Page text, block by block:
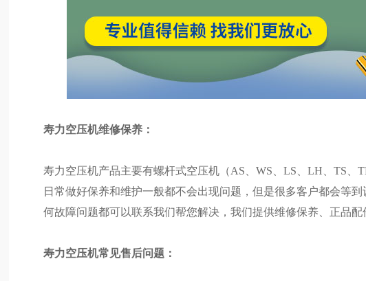
寿力空压机维修保养：
寿力空压机产品主要有螺杆式空压机（AS、WS、LS、LH、TS
日常做好保养和维护一般都不会出现问题，但是很多客户都会等
何故障问题都可以联系我们帮您解决，我们提供维修保养、正品配
寿力空压机常见售后问题：